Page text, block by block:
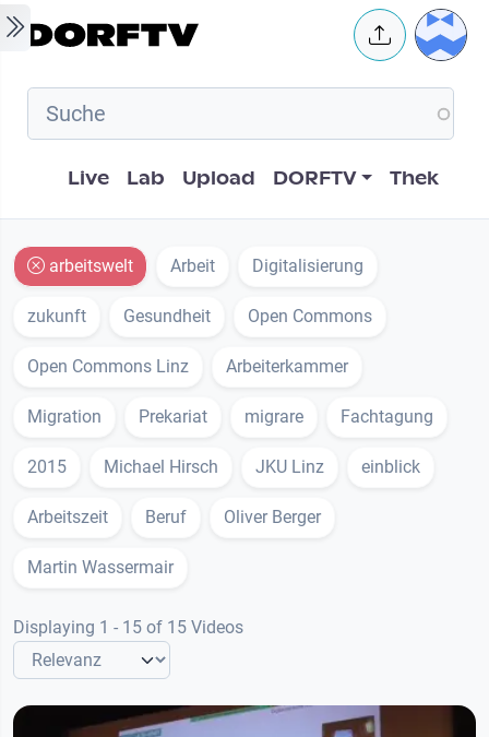
Skip to main content User
Hauptnavigation
Live Lab Upload DORFTV Thek
arbeitswelt Arbeit Digitalisierung
zukunft Gesundheit Open Commons
Open Commons Linz Arbeiterkammer
Migration Prekariat migrare Fachtagung
2015 Michael Hirsch JKU Linz einblick
Arbeitszeit Beruf Oliver Berger
Martin Wassermair
Displaying 1 - 15 of 15 Videos